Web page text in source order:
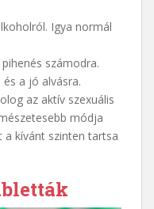
Igya normál
számodra.
és a jó alvásra.
az aktív szexuális
módja
kívánt szinten tartsa